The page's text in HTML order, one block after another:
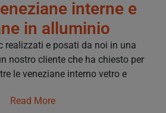
interne e
in alluminio
realizzati e posati da noi in una
nostro cliente che ha chiesto per
le veneziane interno vetro e
Read More